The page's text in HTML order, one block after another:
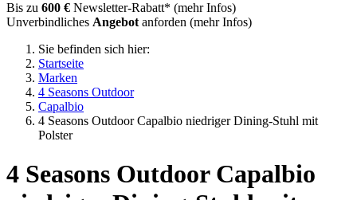
Bis zu 600 € Newsletter-Rabatt* (mehr Infos)
Unverbindliches Angebot anforden (mehr Infos)
Sie befinden sich hier:
Startseite
Marken
4 Seasons Outdoor
Capalbio
4 Seasons Outdoor Capalbio niedriger Dining-Stuhl mit
Polster
4 Seasons Outdoor Capalbio